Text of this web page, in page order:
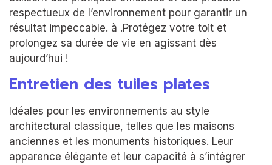
respectueux de l’environnement pour garantir un
résultat impeccable. à .Protégez votre toit et
prolongez sa durée de vie en agissant dès
aujourd’hui !
Entretien des tuiles plates
Idéales pour les environnements au style
architectural classique, telles que les maisons
anciennes et les monuments historiques. Leur
apparence élégante et leur capacité à s’intégrer